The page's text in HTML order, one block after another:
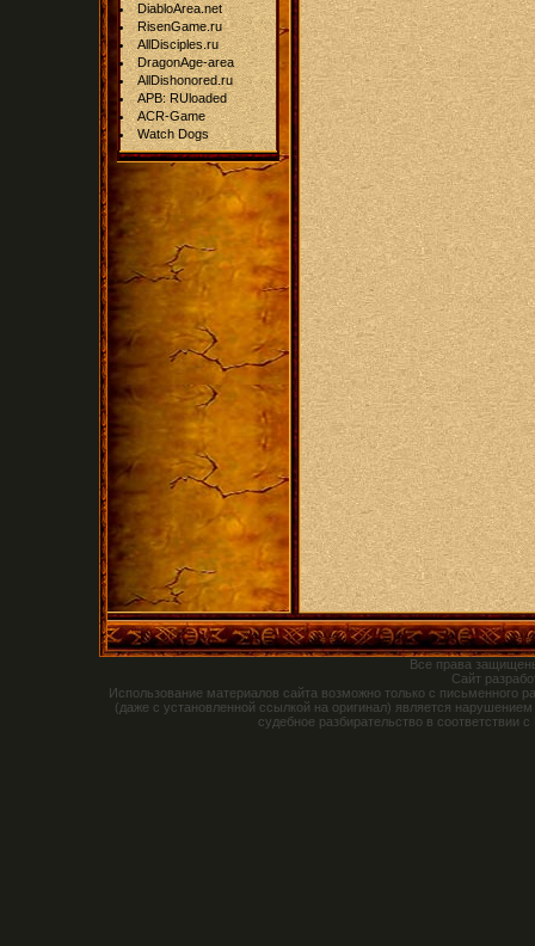
DiabloArea.net
RisenGame.ru
AllDisciples.ru
DragonAge-area
AllDishonored.ru
APB: RUloaded
ACR-Game
Watch Dogs
Все права
Сайт
Использование материалов сайта возможно только с письменного
(даже с установленной ссылкой на оригинал) является
судебное разбирательство в